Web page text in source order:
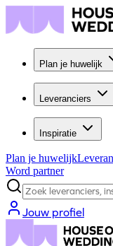
Plan je huwelijk
Leveranciers
Inspiratie
Plan je huwelijk
Word partner
Jouw profiel